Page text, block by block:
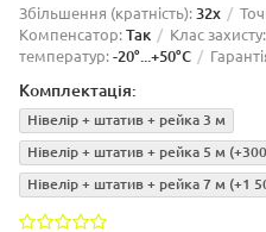
Збільшення (кратність):32x
Компенсатор:Так Клас захисту:
температур:-20°...+50°C
Комплектація:
Нівелір + штатив + рейка 3 м
Нівелір + штатив + рейка 5 м
Нівелір + штатив + рейка 7 м (+1